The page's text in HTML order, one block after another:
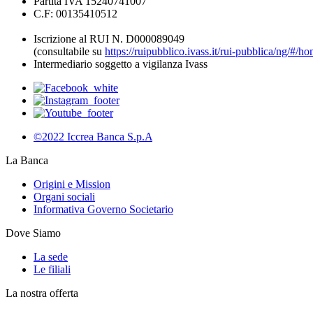
C.F: 00135410512
Iscrizione al RUI N. D000089049
(consultabile su https://ruipubblico.ivass.it/rui-pubblica/ng/#/
Intermediario soggetto a vigilanza Ivass
©2022 Iccrea Banca S.p.A
La Banca
Origini e Mission
Organi sociali
Informativa Governo Societario
Dove Siamo
La sede
Le filiali
La nostra offerta